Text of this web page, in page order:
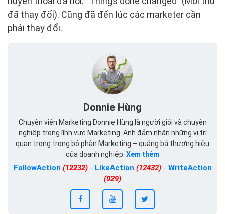
đã thay đổi). Cũng đã đến lúc các marketer cần
phải thay đổi.
Donnie Hùng
Chuyên viên Marketing Donnie Hùng là người giỏi và chuyên
nghiệp trong lĩnh vực Marketing. Anh đảm nhận những vị trí
quan trọng trong bộ phận Marketing – quảng bá thương hiệu
của doanh nghiệp. Xem thêm
FollowAction (12232)- LikeAction (12432)- WriteAction
(929)